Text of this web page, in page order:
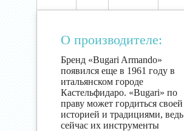
О производителе:
Бренд «Bugari Armando»
появился еще в 1961 году в
итальянском городе
Кастельфидаро. «Bugari» по
праву может гордиться своей
историей и традициями, ведь
сейчас их инструменты